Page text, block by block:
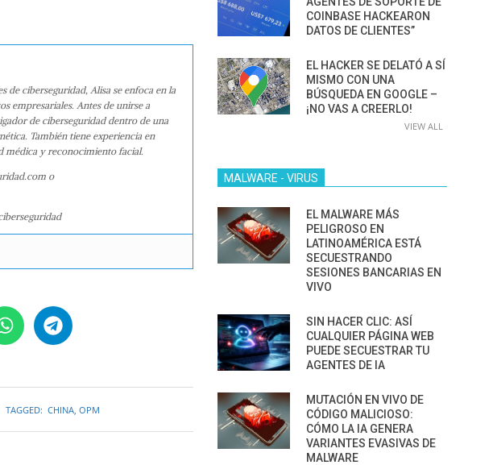
de ciberseguridad, Alisa se enfoca en la
empresariales. Antes de unirse a
de ciberseguridad dentro de una
También tiene experiencia en
médica y reconocimiento facial.
o
TAGGED: CHINA OPM
COINBASE HACKEARON
DATOS DE CLIENTES”
EL HACKER SE DELATÓ A SÍ
MISMO CON UNA
BÚSQUEDA EN GOOGLE –
¡NO VAS A CREERLO!
VIEW ALL
MALWARE - VIRUS
EL MALWARE MÁS
PELIGROSO EN
LATINOAMÉRICA ESTÁ
SECUESTRANDO
SESIONES BANCARIAS EN
VIVO
SIN HACER CLIC: ASÍ
CUALQUIER PÁGINA WEB
PUEDE SECUESTRAR TU
AGENTES DE IA
MUTACIÓN EN VIVO DE
CÓDIGO MALICIOSO:
CÓMO LA IA GENERA
VARIANTES EVASIVAS DE
MALWARE